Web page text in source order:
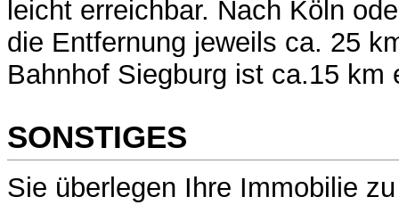
leicht erreichbar. Nach Köln
die Entfernung jeweils ca. 25
Bahnhof Siegburg ist ca.15 km
SONSTIGES
Sie überlegen Ihre Immobilie